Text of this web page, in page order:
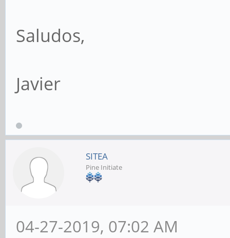
Saludos,
Javier
SITEA
Pine Initiate
04-27-2019, 07:02 AM